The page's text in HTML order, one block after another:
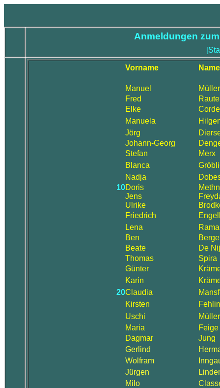
Anmeldungen
Vorname Name
Manuel
Müller
Fred
Elke
Manuela
Jörg
Johann-Georg
Stefan
Merx
Blanca
Nadja
10Doris
Jens
Ulrike
Friedrich
Lena
Ben
Beate
De
Thomas
Spira
Günter
Karin
20Claudia
Kirsten
Uschi
Müller
Maria
Feige
Dagmar
Jung
Gerlind
Wolfram
Jürgen
Milo